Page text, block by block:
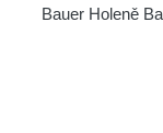
Bauer Holeně